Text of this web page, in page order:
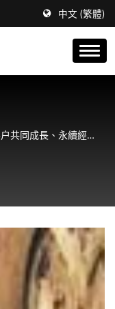
中文 (繁體)
共同成長、永續經